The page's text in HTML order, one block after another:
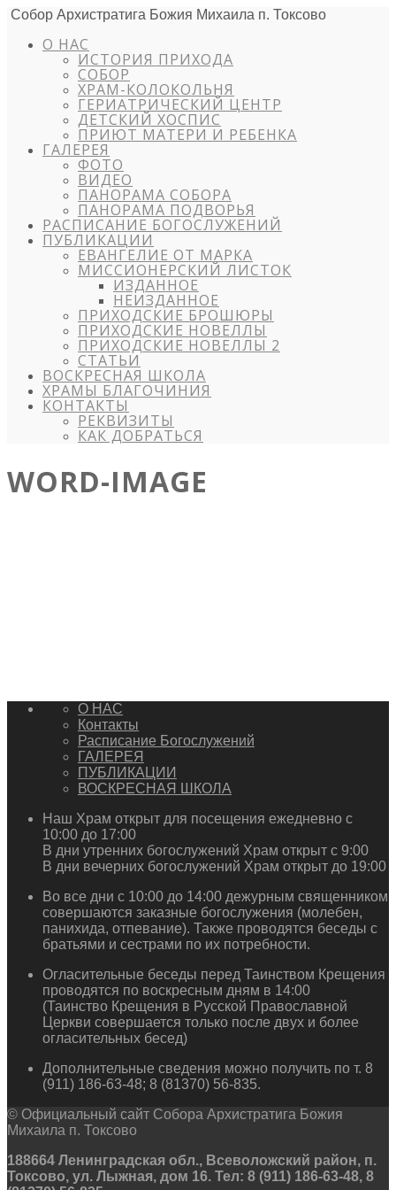
Собор Архистратига Божия Михаила п. Токсово
О НАС
ИСТОРИЯ ПРИХОДА
СОБОР
ХРАМ-КОЛОКОЛЬНЯ
ГЕРИАТРИЧЕСКИЙ ЦЕНТР
ДЕТСКИЙ ХОСПИС
ПРИЮТ МАТЕРИ И РЕБЕНКА
ГАЛЕРЕЯ
ФОТО
ВИДЕО
ПАНОРАМА СОБОРА
ПАНОРАМА ПОДВОРЬЯ
РАСПИСАНИЕ БОГОСЛУЖЕНИЙ
ПУБЛИКАЦИИ
ЕВАНГЕЛИЕ ОТ МАРКА
МИССИОНЕРСКИЙ ЛИСТОК
ИЗДАННОЕ
НЕИЗДАННОЕ
ПРИХОДСКИЕ БРОШЮРЫ
ПРИХОДСКИЕ НОВЕЛЛЫ
ПРИХОДСКИЕ НОВЕЛЛЫ 2
СТАТЬИ
ВОСКРЕСНАЯ ШКОЛА
ХРАМЫ БЛАГОЧИНИЯ
КОНТАКТЫ
РЕКВИЗИТЫ
КАК ДОБРАТЬСЯ
WORD-IMAGE
О НАС
Контакты
Расписание Богослужений
ГАЛЕРЕЯ
ПУБЛИКАЦИИ
ВОСКРЕСНАЯ ШКОЛА
Наш Храм открыт для посещения ежедневно с
10:00 до 17:00
В дни утренних богослужений Храм открыт с 9:00
В дни вечерних богослужений Храм открыт до 19:00
Во все дни с 10:00 до 14:00 дежурным священником
совершаются заказные богослужения (молебен,
панихида, отпевание). Также проводятся беседы с
братьями и сестрами по их потребности.
Огласительные беседы перед Таинством Крещения
проводятся по воскресным дням в 14:00
(Таинство Крещения в Русской Православной
Церкви совершается только после двух и более
огласительных бесед)
Дополнительные сведения можно получить по т. 8
(911) 186-63-48; 8 (81370) 56-835.
© Официальный сайт Собора Архистратига Божия
Михаила п. Токсово
188664 Ленинградская обл., Всеволожский район, п.
Токсово, ул. Лыжная, дом 16. Тел: 8 (911) 186-63-48, 8